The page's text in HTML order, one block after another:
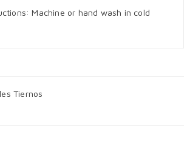
Machine or hand wash in cold
Tiernos